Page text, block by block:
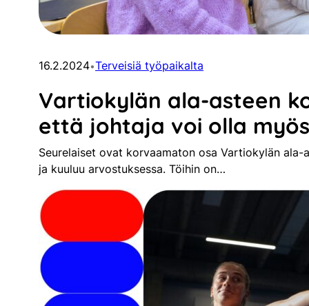
16.2.2024•Terveisiä työpaikalta
Vartiokylän ala-asteen
että johtaja voi olla
Seurelaiset ovat korvaamaton osa Vartiokylän
ja kuuluu arvostuksessa. Töihin on…